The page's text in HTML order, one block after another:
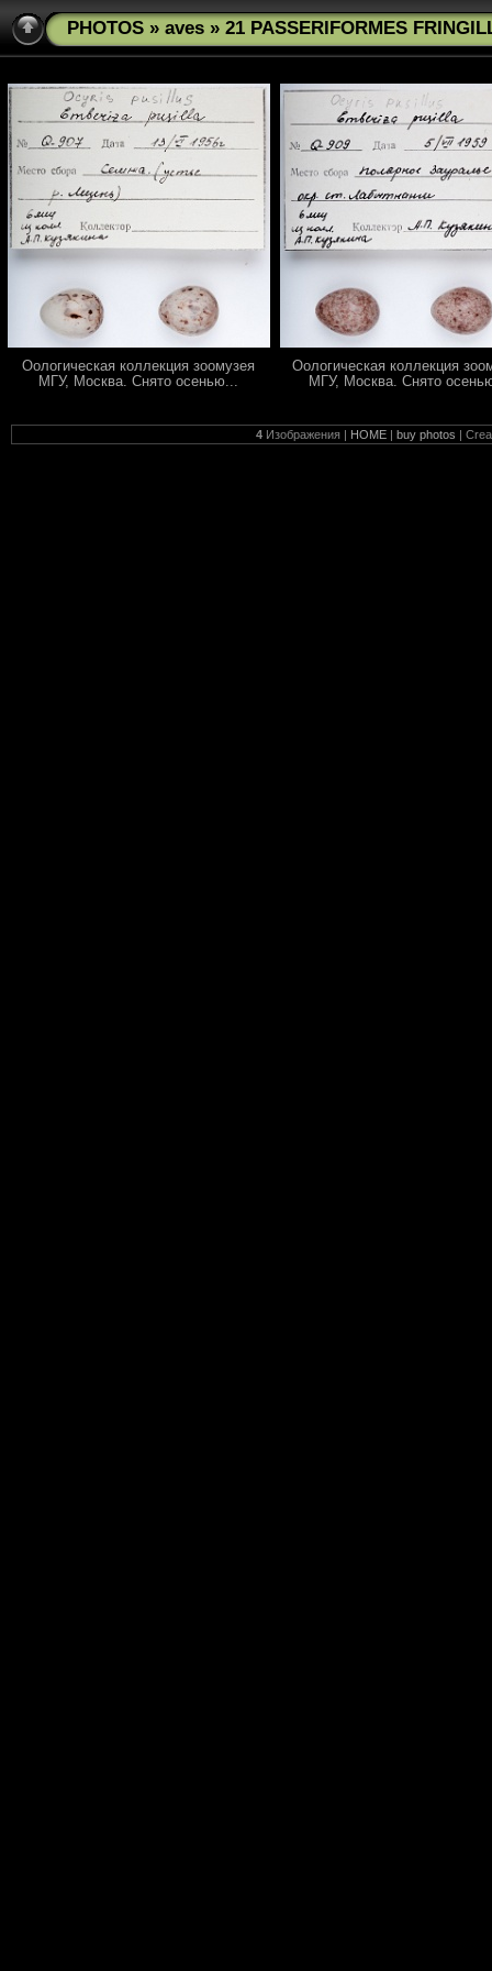
PHOTOS » aves » 21 PASSERIFORMES
Оологическая коллекция зоомузея
МГУ, Москва. Снято осенью...
Оологическая коллекция
МГУ, Москва. Снято
4 Изображения | HOME | buy photos |